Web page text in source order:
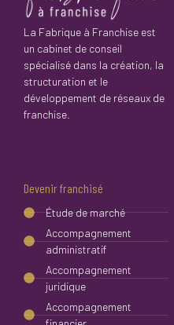
La Fabrique à Franchise est
un cabinet de conseil
spécialisé dans la création, la
structuration et le
développement de réseaux de
franchise.
Devenir franchisé
Étude de marché
Accompagnement
administratif
Accompagnement
juridique
Accompagnement